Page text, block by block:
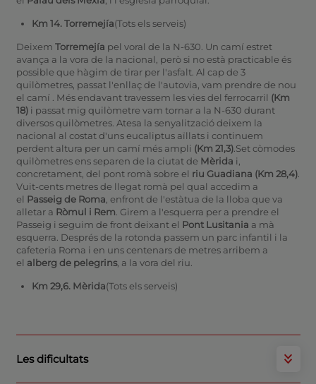
Km 14. Torremejía(Tots els serveis)
Deixem Torremejía pel voral de la N-630. Un camí estret
avança a la vora de la nacional, però si no està practicable és
possible que hàgim de tirar per l'asfalt. Al cap de 3
quilòmetres, passat l'enllaç de l'autovia, vam prendre de nou
el camí . Més endavant travessem les vies del ferrocarril (Km
18)i passat mig quilòmetre vam tornar a la N-630 durant
diversos quilòmetres. Atesa la senyalització deixem la
nacional al costat d'uns eucaliptus aïllats i continuem
perdent altura per un camí més ampli (Km 21,3).Set còmodes
quilòmetres ens separen de la ciutat de Mèrida i,
concretament, del pont romà sobre el riu Guadiana (Km 28,4).
Vuit-cents metres de llegat romà pel qual accedim a
el Passeig de Roma , enfront de l'estàtua de la lloba que va
alletar a Ròmul i Rem . Girem a l'esquerra per a prendre el
Passeig i seguim de front deixant el Pont Lusitania a mà
esquerra. Després de la rotonda passem un parc infantil i la
cafeteria Roma i en uns centenars de metres arribem a
el alberg de pelegrins, a la vora del riu.
Km 29,6. Mèrida(Tots els serveis)
Les dificultats